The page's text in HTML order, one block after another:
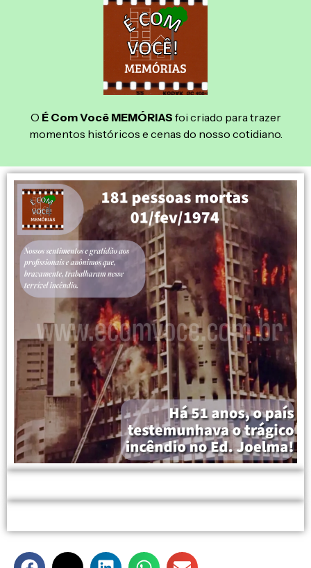
O É Com Você MEMÓRIAS foi criado para trazer
momentos históricos e cenas do nosso cotidiano.